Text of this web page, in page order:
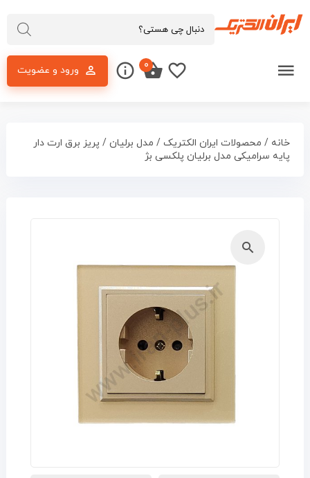
ورود و عضویت ۰
خانه / محصولات ایران الکتریک/ مدل برلیان/ پریز برق ارت دار
پایه سرامیکی مدل برلیان پلکسی بژ